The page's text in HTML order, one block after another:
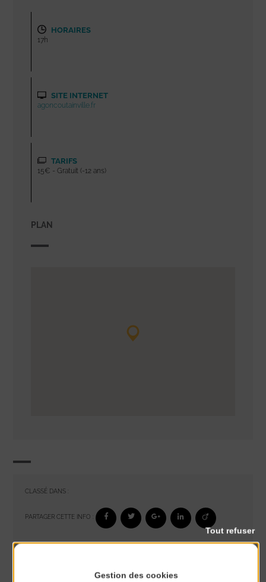
HORAIRES
17h
SITE INTERNET
agoncoutainville.fr
TARIFS
15€ - Gratuit (-12 ans)
PLAN
CLASSÉ DANS :
PARTAGER CETTE INFO :
Gestion des cookies
Tout refuser